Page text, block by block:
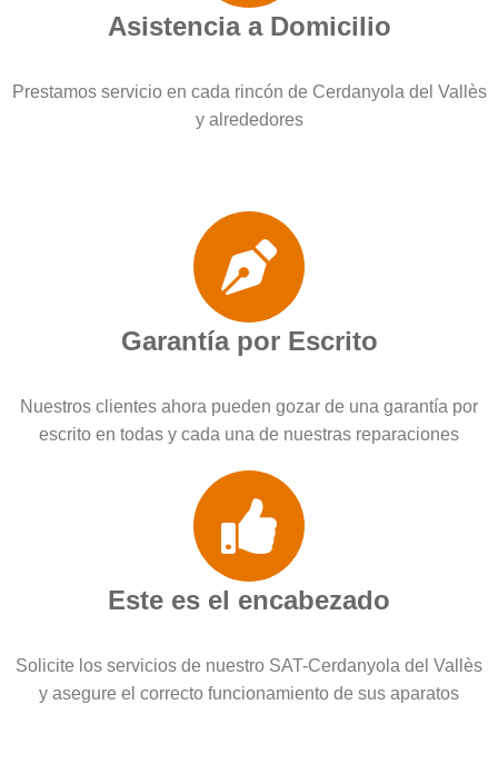
Asistencia a Domicilio
Prestamos servicio en cada rincón de Cerdanyola del Vallès
y alrededores
Garantía por Escrito
Nuestros clientes ahora pueden gozar de una garantía por
escrito en todas y cada una de nuestras reparaciones
Este es el encabezado
Solicite los servicios de nuestro SAT-Cerdanyola del Vallès
y asegure el correcto funcionamiento de sus aparatos